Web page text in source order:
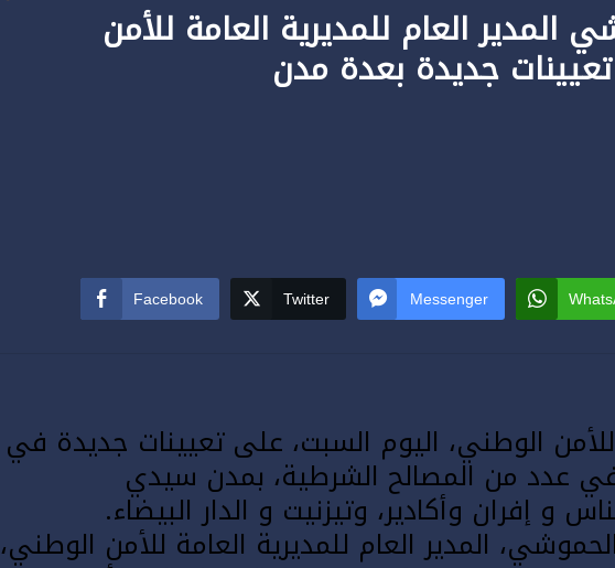
العام للمديرية العامة للأمن
جديدة بعدة مدن
Facebook Twitter Messenger
للأمن الوطني، اليوم السبت، على تعيينات جديدة في
سيدي
و إفران وأكادير، وتيزنيت و الدار البيضاء.
المدير العام للمديرية العامة للأمن الوطني،